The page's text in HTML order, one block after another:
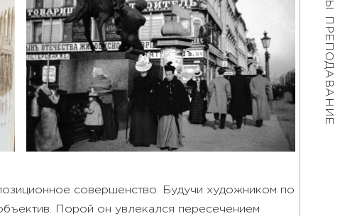
ПРЕПОДАВАНИЕ
совершенство. Будучи художником по
Порой он увлекался пересечением